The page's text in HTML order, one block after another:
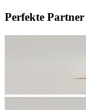
Perfekte